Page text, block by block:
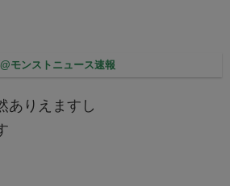
モンストニュース速報
ありえますし